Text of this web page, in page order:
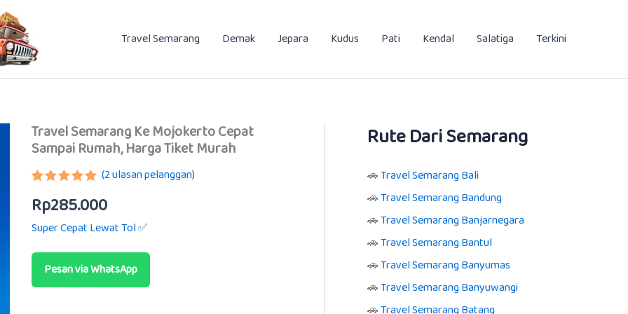
Travel Semarang Demak Jepara Kudus Pati Kendal Salatiga Terkini
Travel Semarang Ke Mojokerto Cepat
Sampai Rumah, Harga Tiket Murah
5.00dari 5
berdasarkan
penilaian
pelanggan
(2ulasan pelanggan)
Rp285.000
Super Cepat Lewat Tol ✅
Pesan via WhatsApp
Rute Dari Semarang
🚗Travel Semarang Bali
🚗Travel Semarang Bandung
🚗Travel Semarang Banjarnegara
🚗Travel Semarang Bantul
🚗Travel Semarang Banyumas
🚗Travel Semarang Banyuwangi
🚗Travel Semarang Batang